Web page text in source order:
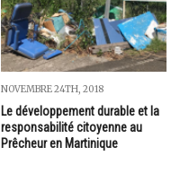
NOVEMBRE 24TH, 2018
Le développement durable et la
responsabilité citoyenne au
Prêcheur en Martinique